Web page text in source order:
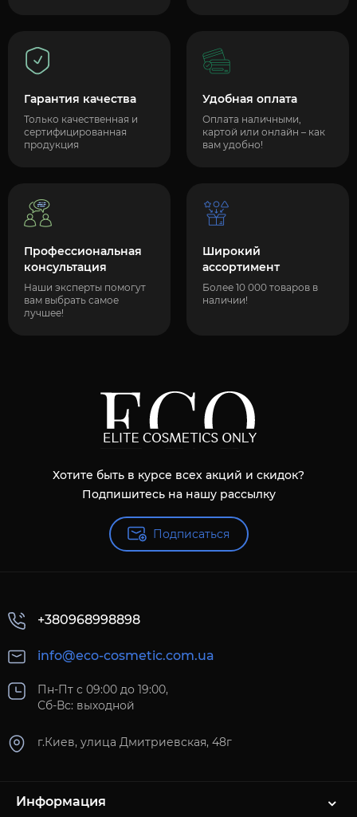
Гарантия качества
Только качественная и
сертифицированная
продукция
Удобная оплата
Оплата наличными,
картой или онлайн – как
вам удобно!
Профессиональная
консультация
Наши эксперты помогут
вам выбрать самое
лучшее!
Широкий
ассортимент
Более 10 000 товаров в
наличии!
Хотите быть в курсе всех акций и скидок?
Подпишитесь на нашу рассылку
Подписаться
+380968998898
info@eco-cosmetic.com.ua
Пн-Пт с 09:00 до 19:00,
Сб-Вс: выходной
г.Киев, улица Дмитриевская, 48г
Информация